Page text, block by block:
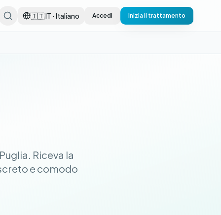
🇮🇹 IT · Italiano Accedi Inizia il trattamento
Riceva la
e comodo